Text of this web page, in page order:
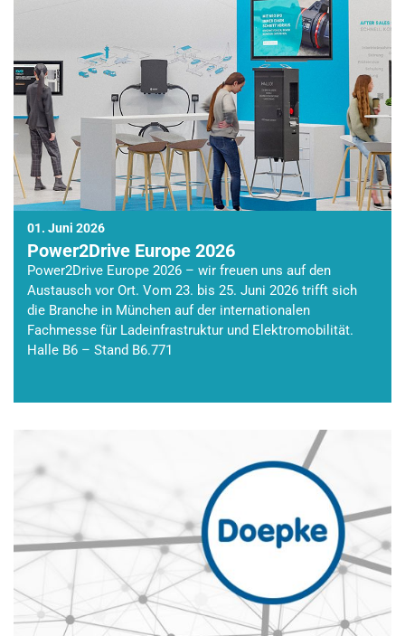
01. Juni 2026
Power2Drive Europe 2026
Power2Drive Europe 2026 – wir freuen uns auf den
Austausch vor Ort. Vom 23. bis 25. Juni 2026 trifft sich
die Branche in München auf der internationalen
Fachmesse für Ladeinfrastruktur und Elektromobilität.
Halle B6 – Stand B6.771